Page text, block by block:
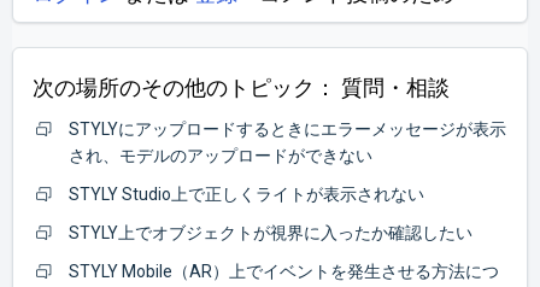
次の場所のその他のトピック： 質問・相談
STYLYにアップロードするときにエラーメッセージが表示
され、モデルのアップロードができない
STYLY Studio上で正しくライトが表示されない
STYLY上でオブジェクトが視界に入ったか確認したい
STYLY Mobile（AR）上でイベントを発生させる方法につ